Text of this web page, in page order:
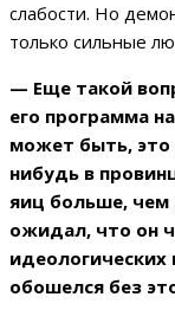
слабости. Но
только сильные
— Еще такой
его программа
может быть, это
нибудь в
яиц больше, чем
ожидал, что он
обошелся без